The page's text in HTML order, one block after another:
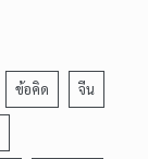
ข้อคิด จีน